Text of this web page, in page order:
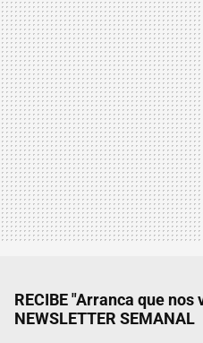
RECIBE "Arranca que nos
NEWSLETTER SEMANAL